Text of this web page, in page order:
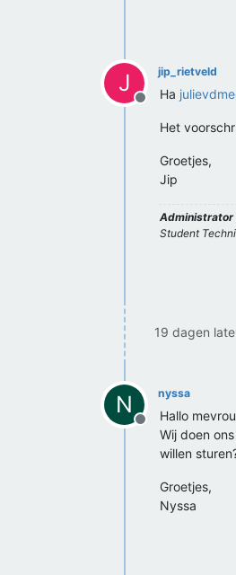
J
Offline
jip_rietveld
Ha
Het
Groetjes,
Jip
Administrator
Student
19 dagen
N
Offline
nyssa
Hallo
Wij doen
willen
Groetjes,
Nyssa